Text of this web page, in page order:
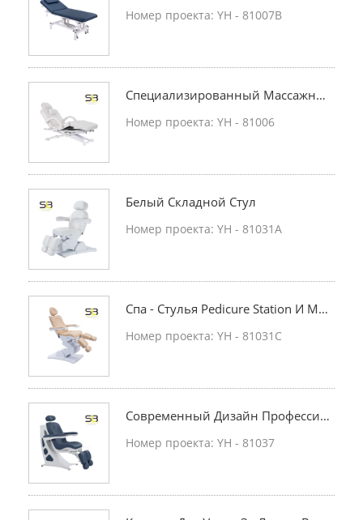
Крюком Для Полотенец
Номер проекта: YH - 81007B
Специализированный Массажны
Й Стол
Номер проекта: YH - 81006
Белый Складной Стул
Номер проекта: YH - 81031A
Спа - Стулья Pedicure Station И Мас
Сажное Оборудование Для Класси
Номер проекта: YH - 81031C
Современный Дизайн Профессио
Нального Кресла.
Номер проекта: YH - 81037